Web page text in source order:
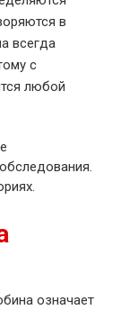
в
всегда
с
любой
означает